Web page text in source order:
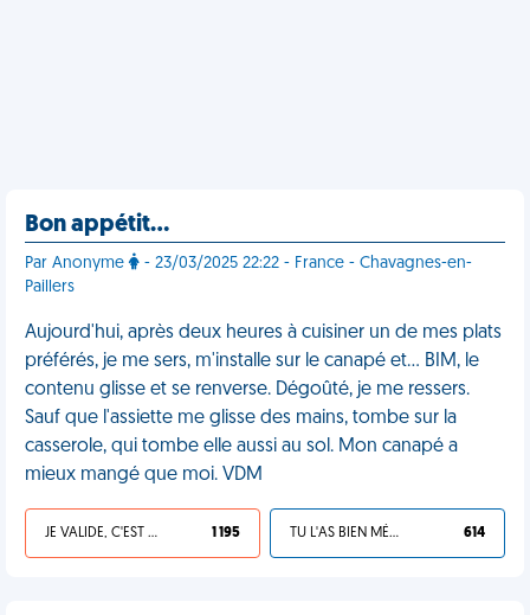
Bon appétit…
Par Anonyme
- 23/03/2025 22:22 - France - Chavagnes-en-
Paillers
Aujourd'hui, après deux heures à cuisiner un de mes plats
préférés, je me sers, m'installe sur le canapé et… BIM, le
contenu glisse et se renverse. Dégoûté, je me ressers.
Sauf que l'assiette me glisse des mains, tombe sur la
casserole, qui tombe elle aussi au sol. Mon canapé a
mieux mangé que moi. VDM
JE VALIDE, C'EST UNE VDM 1 195 TU L'AS BIEN MÉRITÉ 614